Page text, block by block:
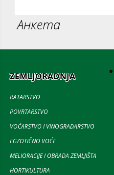
Анкета
ZEMLJORADNJA
RATARSTVO
POVRTARSTVO
VOĆARSTVO I VINOGRADARSTVO
EGZOTIČNO VOĆE
MELIORACIJE I OBRADA ZEMLJIŠTA
HORTIKULTURA